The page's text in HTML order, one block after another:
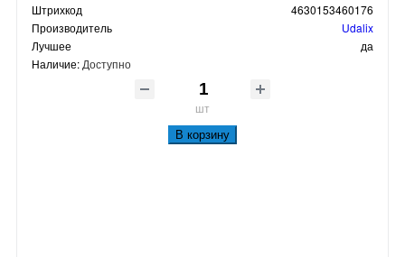
Штрихкод
4630153460176
Производитель
Udalix
Лучшее
да
Наличие: Доступно
шт
В корзину